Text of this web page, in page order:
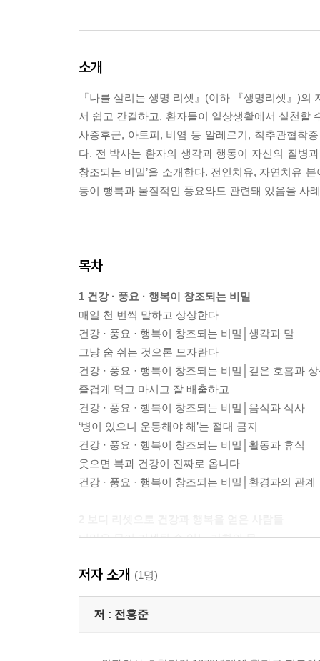
소개
『나를 살리는 생명 리셋』(이하 『생명리셋』)의
서 쉽고 간결하고, 환자들이 일상생활에서 실천할
사증후군, 아토피, 비염 등 알레르기, 척추관협착
다. 전 박사는 환자의 생각과 행동이 자신의 질병
창조되는 비밀’을 소개한다. 전인치유, 자연치유
동이 행복과 물질적인 풍요와도 관련돼 있음을 사
목차
1 건강 · 풍요 · 행복이 창조되는 비밀
매일 천 번씩 말하고 상상한다
건강 · 풍요 · 행복이 창조되는 비밀│생각과 말
그냥 숨 쉬는 것으론 모자란다
건강 · 풍요 · 행복이 창조되는 비밀│깊은 호흡과
즐겁게 먹고 마시고 잘 배출하고
건강 · 풍요 · 행복이 창조되는 비밀│음식과 식사
‘병이 있으니 운동해야 해’는 절대 금지
건강 · 풍요 · 행복이 창조되는 비밀│활동과 휴식
웃으면 복과 건강이 진짜로 옵니다
건강 · 풍요 · 행복이 창조되는 비밀│환경과의 관계
비만은 몸이 리셋될 수 있는 기회의 문
병이 아니라 경고 신호입니다
대사증후군의 원인 치유와 예방
병을 믿지 말고 건강을 믿으세요
저자 소개 (1명)
저 : 전홍준